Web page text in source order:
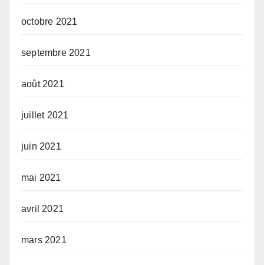
octobre 2021
septembre 2021
août 2021
juillet 2021
juin 2021
mai 2021
avril 2021
mars 2021